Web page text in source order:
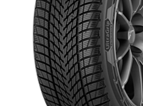
KATALOZI
KONTAKT